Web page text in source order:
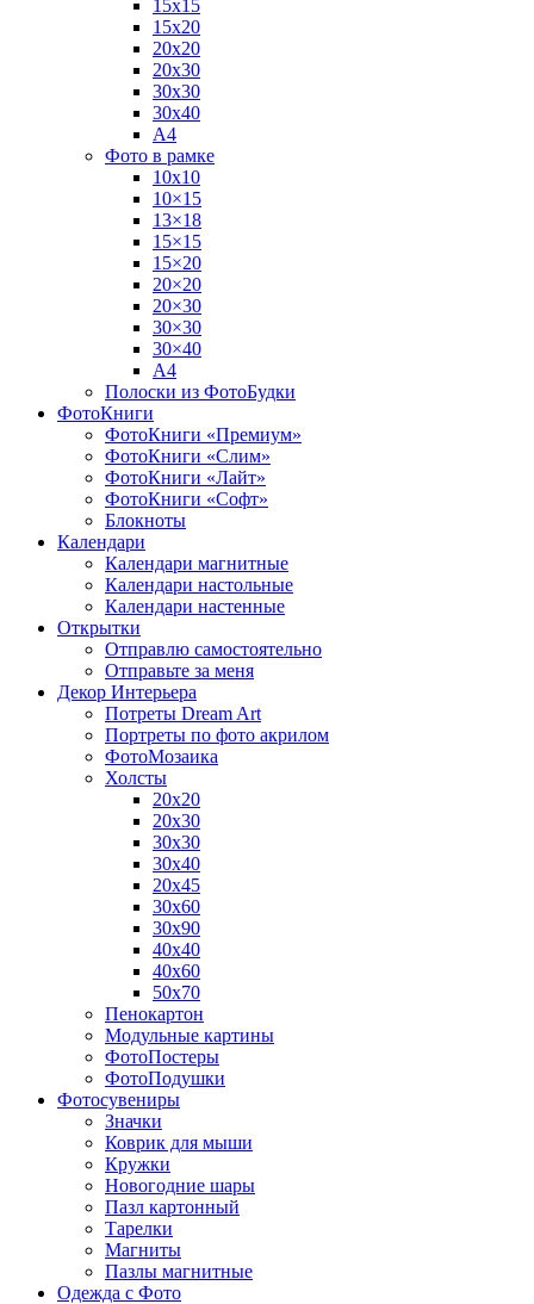
15х15
15х20
20х20
20х30
30х30
30х40
А4
Фото в рамке
10х10
10×15
13×18
15×15
15×20
20×20
20×30
30×30
30×40
A4
Полоски из ФотоБудки
ФотоКниги
ФотоКниги «Премиум»
ФотоКниги «Слим»
ФотоКниги «Лайт»
ФотоКниги «Софт»
Блокноты
Календари
Календари магнитные
Календари настольные
Календари настенные
Открытки
Отправлю самостоятельно
Отправьте за меня
Декор Интерьера
Потреты Dream Art
Портреты по фото акрилом
ФотоМозаика
Холсты
20х20
20х30
30х30
30х40
20х45
30х60
30х90
40х40
40х60
50х70
Пенокартон
Модульные картины
ФотоПостеры
ФотоПодушки
Фотоcувениры
Значки
Коврик для мыши
Кружки
Новогодние шары
Пазл картонный
Тарелки
Магниты
Пазлы магнитные
Одежда с Фото